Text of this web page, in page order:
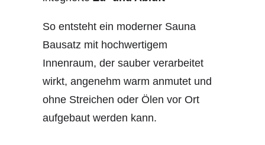
So entsteht ein moderner Sauna
Bausatz mit hochwertigem
Innenraum, der sauber verarbeitet
wirkt, angenehm warm anmutet und
ohne Streichen oder Ölen vor Ort
aufgebaut werden kann.